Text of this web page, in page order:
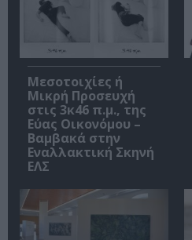
Μεσοτοιχίες ή
Μικρή Προσευχή
στις 3κ46 π.μ., της
Εύας Οικονόμου –
Βαμβακά στην
Εναλλακτική Σκηνή
ΕΛΣ